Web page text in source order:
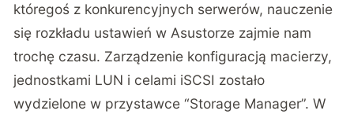
któregoś z konkurencyjnych serwerów, nauczenie
się rozkładu ustawień w Asustorze zajmie nam
trochę czasu. Zarządzenie konfiguracją macierzy,
jednostkami LUN i celami iSCSI zostało
wydzielone w przystawce “Storage Manager”. W